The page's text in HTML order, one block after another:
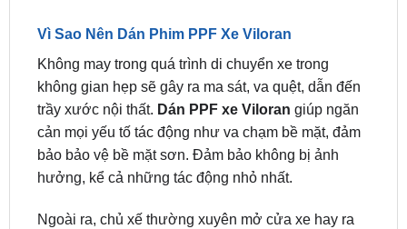
không gian hẹp sẽ gây ra ma sát, va quệt, dẫn đến
trầy xước nội thất.Dán PPF xe Vilorangiúp ngăn
cản mọi yếu tố tác động như va chạm bề mặt, đảm
bảo bảo vệ bề mặt sơn. Đảm bảo không bị ảnh
hưởng, kể cả những tác động nhỏ nhất.
Ngoài ra, chủ xế thường xuyên mở cửa xe hay ra
trong. Để khắc phục được điều này, dán PPF nội